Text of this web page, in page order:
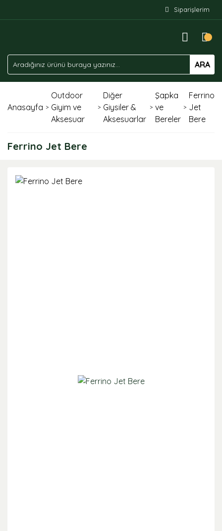
Siparişlerim
ARA
Anasayfa
Outdoor
Giyim ve
Aksesuar
Diğer
Giysiler &
Aksesuarlar
Şapka
ve
Bereler
Ferrino
Jet
Bere
Ferrino Jet Bere